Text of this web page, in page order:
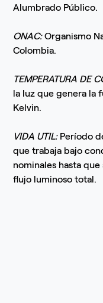
Alumbrado Público.
ONAC:Organismo
Colombia.
TEMPERATURA DE
la luz que genera la
Kelvin.
VIDA UTIL: Período
que trabaja bajo
nominales hasta
flujo luminoso total.